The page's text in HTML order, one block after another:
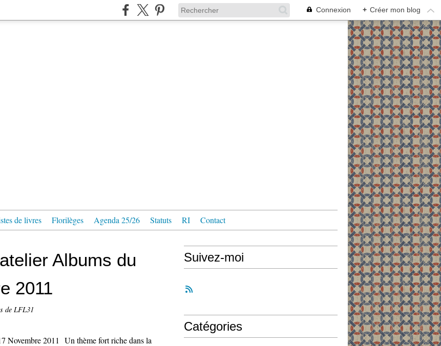
Connexion + Créer mon blog
de livres Florilèges Agenda 25/26 Statuts RI Contact
Albums du
2011
de LFL31
Un thème fort riche dans la
Suivez-moi
Catégories